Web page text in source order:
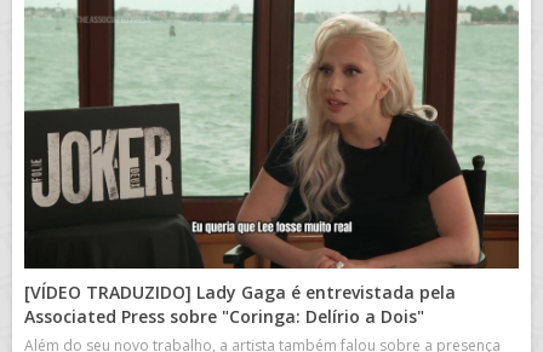
[VÍDEO TRADUZIDO] Lady Gaga é entrevistada pela
Associated Press sobre "Coringa: Delírio a Dois"
Além do seu novo trabalho, a artista também falou sobre a presença